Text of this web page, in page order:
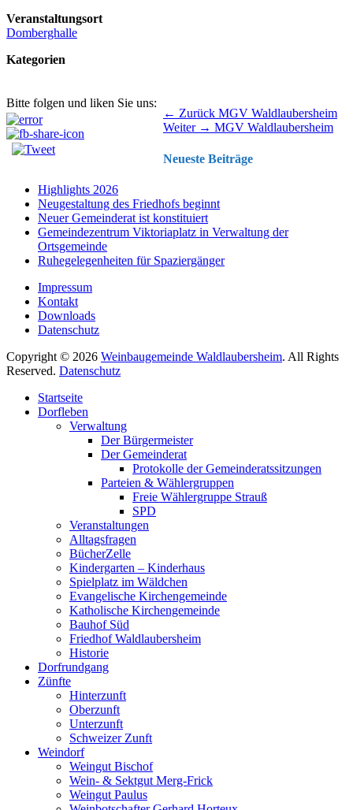
Veranstaltungsort
Domberghalle
Kategorien
Bitte folgen und liken Sie uns:
Beitragsnavigation ← Zurück Vorhergehender
Beitrag:
MGV Waldlaubersheim
Weiter → Nächster
MGV Waldlaubersheim
Neueste Beiträge
Highlights 2026
Neugestaltung des Friedhofs beginnt
Neuer Gemeinderat ist konstituiert
Gemeindezentrum Viktoriaplatz in Verwaltung der
Ortsgemeinde
Ruhegelegenheiten für Spaziergänger
Impressum
Kontakt
Downloads
Datenschutz
Copyright © 2026 Weinbaugemeinde Waldlaubersheim. All Rights
Reserved. Datenschutz
oben
scrollen
Startseite
Dorfleben
Verwaltung
Der Bürgermeister
Der Gemeinderat
Protokolle der Gemeinderatssitzungen
Parteien & Wählergruppen
Freie Wählergruppe Strauß
SPD
Veranstaltungen
Alltagsfragen
BücherZelle
Kindergarten – Kinderhaus
Spielplatz im Wäldchen
Evangelische Kirchengemeinde
Katholische Kirchengemeinde
Bauhof Süd
Friedhof Waldlaubersheim
Historie
Dorfrundgang
Zünfte
Hinterzunft
Oberzunft
Unterzunft
Schweizer Zunft
Weindorf
Weingut Bischof
Wein- & Sektgut Merg-Frick
Weingut Paulus